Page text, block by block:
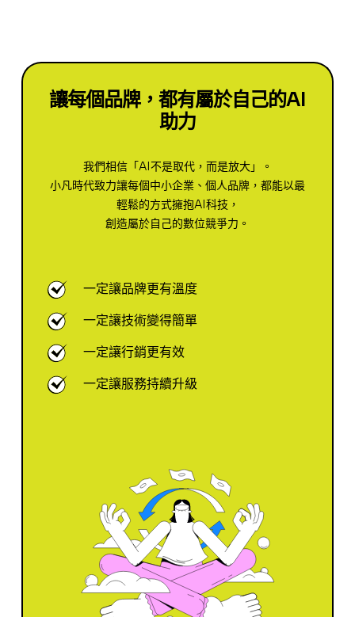
讓每個品牌，都有屬於自己的AI
助力
我們相信「AI不是取代，而是放大」。
小凡時代致力讓每個中小企業、個人品牌，都能以最
輕鬆的方式擁抱AI科技，
創造屬於自己的數位競爭力。
一定讓品牌更有溫度
一定讓技術變得簡單
一定讓行銷更有效
一定讓服務持續升級